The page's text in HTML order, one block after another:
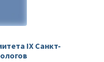
IX Санкт-